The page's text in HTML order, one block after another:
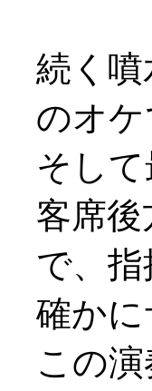
続く
のオ
そし
客席
で、
確か
この